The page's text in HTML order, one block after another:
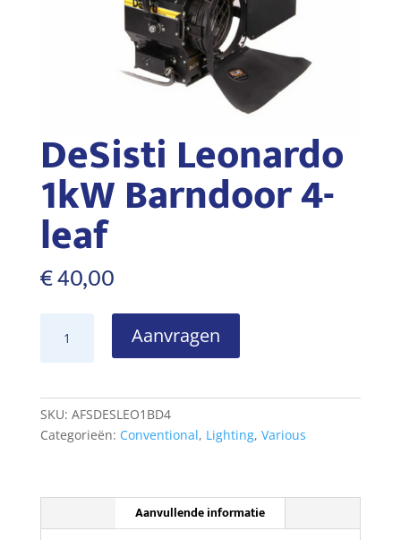
DeSisti Leonardo
1kW Barndoor 4-
leaf
€40,00
Leonardo
4-
leaf
aantal
Aanvragen
SKU: AFSDESLEO1BD4
Categorieën: Conventional, Lighting, Various
Aanvullende informatie